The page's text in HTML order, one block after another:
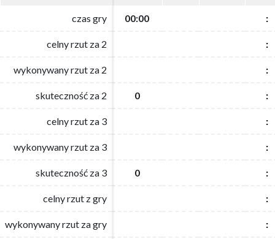
czas gry 00:00 :
celny rzut za 2 :
wykonywany rzut za 2 :
skuteczność za 2 0 :
celny rzut za 3 :
wykonywany rzut za 3 :
skuteczność za 3 0 :
celny rzut z gry :
wykonywany rzut za gry :
czas gry 00:00 :
celny rzut za 2 :
wykonywany rzut za 2 :
skuteczność za 2 0 :
celny rzut za 3 :
wykonywany rzut za 3 :
skuteczność za 3 0 :
celny rzut z gry :
wykonywany rzut za gry :